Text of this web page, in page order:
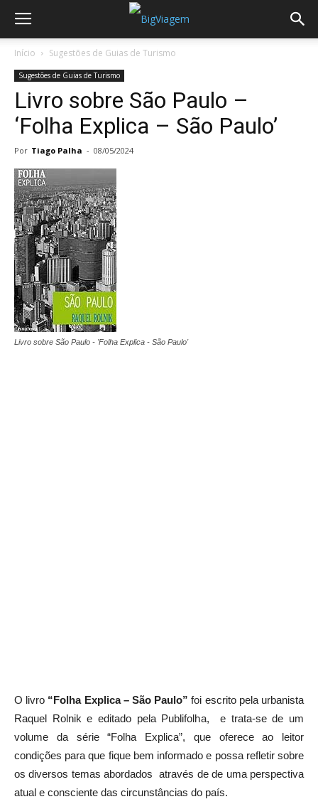
Início Sugestões de Guias de Turismo
Sugestões de Guias de Turismo
Livro sobre São Paulo –
‘Folha Explica – São Paulo’
Por Tiago Palha - 08/05/2024
Livro sobre São Paulo - 'Folha Explica - São Paulo'
O livro “Folha Explica – São Paulo”foi escrito pela urbanista
Raquel Rolnik e editado pela Publifolha, e trata-se de um
volume da série “Folha Explica”, que oferece ao leitor
condições para que fique bem informado e possa refletir sobre
os diversos temas abordados através de de uma perspectiva
atual e consciente das circunstâncias do país.